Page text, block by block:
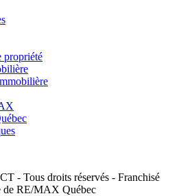
propriété
- Tous droits réservés - Franchisé
de RE/MAX Québec